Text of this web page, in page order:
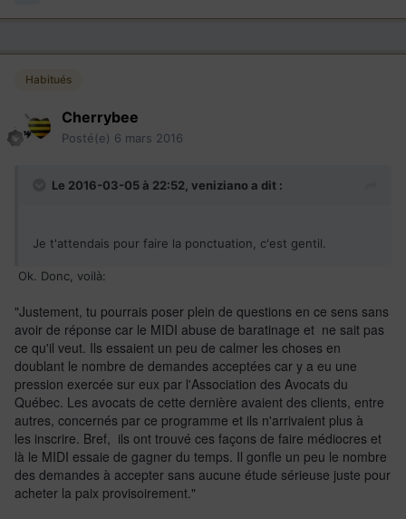
Habitués
Cherrybee
Posté(e) 6 mars 2016
Le 2016-03-05 à 22:52, venizianoa dit :
Je t'attendais pour faire la ponctuation, c'est gentil.
Ok. Donc, voilà:
"Justement, tu pourrais poser plein de questions en ce sens sans
avoir de réponse car le MIDI abuse de baratinage et ne sait pas
ce qu'il veut. Ils essaient un peu de calmer les choses en
doublant le nombre de demandes acceptées car y a eu une
pression exercée sur eux par l'Association des Avocats du
Québec. Les avocats de cette dernière avaient des clients, entre
autres, concernés par ce programme et ils n'arrivaient plus à
les inscrire. Bref, ils ont trouvé ces façons de faire médiocres et
là le MIDI essaie de gagner du temps. Il gonfle un peu le nombre
des demandes à accepter sans aucune étude sérieuse juste pour
acheter la paix provisoirement."